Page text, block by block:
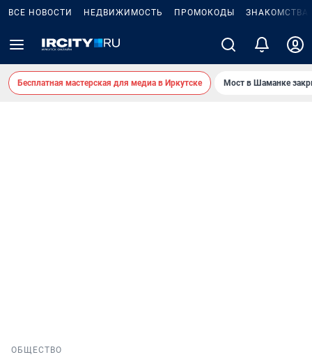
ВСЕ НОВОСТИ НЕДВИЖИМОСТЬ ПРОМОКОДЫ ЗНАКОМСТВА
Бесплатная мастерская для медиа в Иркутске Мост в Шаманке
ОБЩЕСТВО